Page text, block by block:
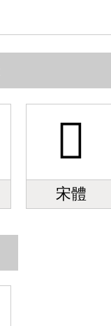
𣫵
宋體